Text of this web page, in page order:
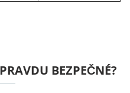
BEZPEČNÉ?